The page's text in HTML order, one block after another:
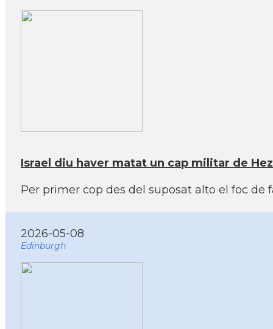
Israel diu haver matat un cap militar de
Per primer cop des del suposat alto el foc de
2026-05-08
Edinburgh